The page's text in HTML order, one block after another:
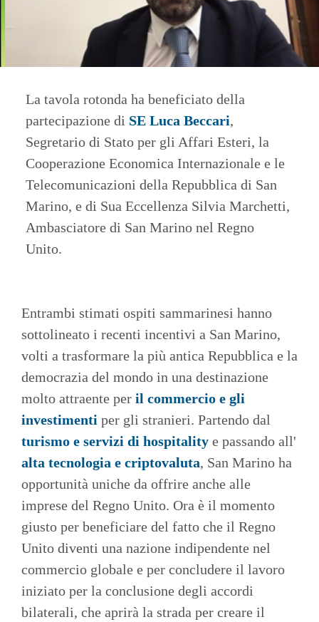
La tavola rotonda ha beneficiato della
partecipazione di SE Luca Beccari,
Segretario di Stato per gli Affari Esteri, la
Cooperazione Economica Internazionale e le
Telecomunicazioni della Repubblica di San
Marino, e di Sua Eccellenza Silvia Marchetti,
Ambasciatore di San Marino nel Regno
Unito.
Entrambi stimati ospiti sammarinesi hanno
sottolineato i recenti incentivi a San Marino,
volti a trasformare la più antica Repubblica e la
democrazia del mondo in una destinazione
molto attraente per il commercio e gli
investimenti per gli stranieri. Partendo dal
turismo e servizi di hospitality e passando all'
alta tecnologia e criptovaluta, San Marino ha
opportunità uniche da offrire anche alle
imprese del Regno Unito. Ora è il momento
giusto per beneficiare del fatto che il Regno
Unito diventi una nazione indipendente nel
commercio globale e per concludere il lavoro
iniziato per la conclusione degli accordi
bilaterali, che aprirà la strada per creare il